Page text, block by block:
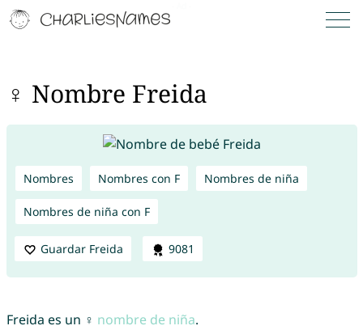
♀ Nombre Freida
Nombres Nombres con F Nombres de niña
Nombres de niña con F
Guardar Freida 9081
Freida es un ♀ nombre de niña.